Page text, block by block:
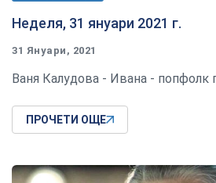
Неделя, 31 януари 2021 г.
31 Януари, 2021
Ваня Калудова - Ивана - попфолк
ПРОЧЕТИ ОЩЕ